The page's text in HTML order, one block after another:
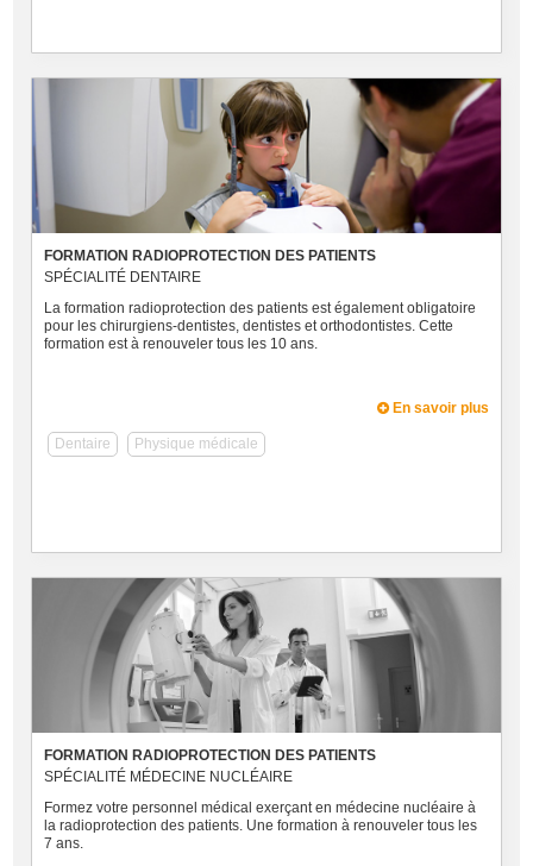
FORMATION RADIOPROTECTION DES PATIENTS
SPÉCIALITÉ DENTAIRE
La formation radioprotection des patients est également obligatoire
pour les chirurgiens-dentistes, dentistes et orthodontistes. Cette
formation est à renouveler tous les 10 ans.
En savoir plus
Dentaire Physique médicale
FORMATION RADIOPROTECTION DES PATIENTS
SPÉCIALITÉ MÉDECINE NUCLÉAIRE
Formez votre personnel médical exerçant en médecine nucléaire à
la radioprotection des patients. Une formation à renouveler tous les
7 ans.